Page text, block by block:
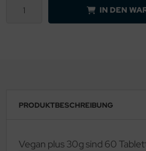
IN DEN
PRODUKTBESCHREIBUNG
Vegan plus 30g sind 60